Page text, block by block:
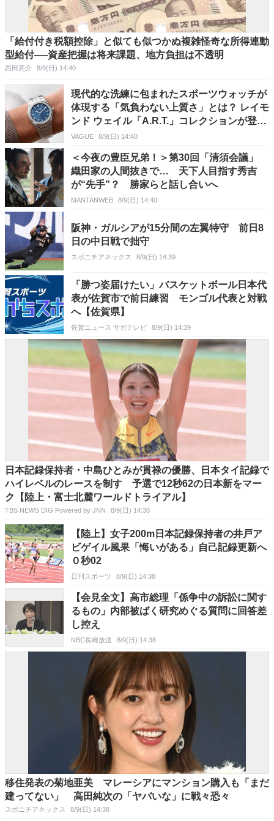
「給付付き税額控除」と似ても似つかぬ複雑怪奇な所得連動
型給付──資産把握は将来課題、地方負担は不透明
西田亮介 8/9(日) 14:40
現代的な洗練に包まれたスポーツウォッチが
体現する「気負わない上質さ」とは？ レイモ
ンド ウェイル「A.R.T.」コレクションが登
場！
VAGUE 8/9(日) 14:40
＜今夜の豊臣兄弟！＞第30回「清須会議」
織田家の人間抜きで… 天下人目指す秀吉
が“先手”？ 勝家らと話し合いへ
MANTANWEB 8/9(日) 14:40
阪神・ガルシアが15分間の左翼特守 前日8
日の中日戦で拙守
スポニチアネックス 8/9(日) 14:39
「勝つ姿届けたい」バスケットボール日本代
表が佐賀市で前日練習 モンゴル代表と対戦
へ【佐賀県】
佐賀ニュース サガテレビ 8/9(日) 14:39
日本記録保持者・中島ひとみが貫禄の優勝、日本タイ記録で
ハイレベルのレースを制す 予選で12秒62の日本新をマー
ク【陸上・富士北麓ワールドトライアル】
TBS NEWS DIG Powered by JNN 8/9(日) 14:38
【陸上】女子200m日本記録保持者の井戸ア
ビゲイル風果「悔いがある」自己記録更新へ
０秒02
日刊スポーツ 8/9(日) 14:38
【会見全文】高市総理「係争中の訴訟に関す
るもの」内部被ばく研究めぐる質問に回答差
し控え
NBC長崎放送 8/9(日) 14:38
移住発表の菊地亜美 マレーシアにマンション購入も「まだ
建ってない」 高田純次の「ヤバいな」に戦々恐々
スポニチアネックス 8/9(日) 14:38